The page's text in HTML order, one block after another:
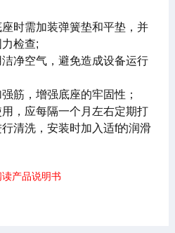
时需加装弹簧垫和平垫，并
检查;
净空气，避免造成设备运行
筋，增强底座的牢固性；
，应每隔一个月左右定期打
清洗，安装时加入适f的润滑
产品说明书